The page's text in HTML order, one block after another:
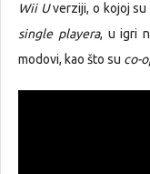
Wii Uverziji, o kojoj su
single playera, u igri
modovi, kao što su co-